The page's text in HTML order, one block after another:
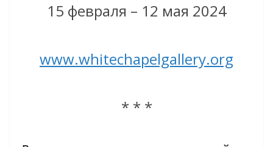
15 февраля – 12 мая 2024
www.whitechapelgallery.org
* * *